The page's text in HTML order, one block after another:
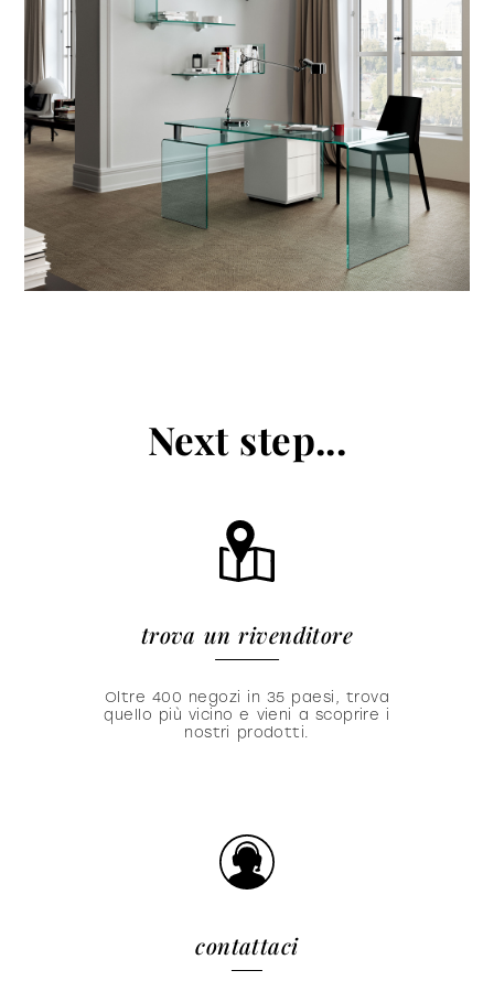
Sofisticato deciso Sofisticato morbido
Next step...
trova un rivenditore
Oltre 400 negozi in 35 paesi, trova
quello più vicino e vieni a scoprire i
nostri prodotti.
contattaci